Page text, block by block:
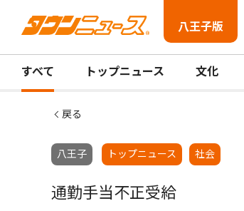
八王子版
すべて トップニュース 文化
戻る
八王子 トップニュース 社会
通勤手当不正受給